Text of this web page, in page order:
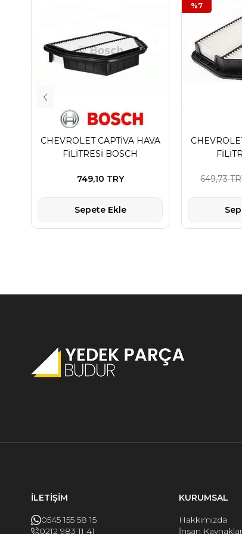
CHEVROLET CAPTİVA HAVA
FİLİTRESİ BOSCH
749,10 TRY
Sepete Ekle
649,73
%7
İLETİŞİM
0545 155 58 15
0212 983 11 41
KURUMSAL
Hakkımızda
İnsan